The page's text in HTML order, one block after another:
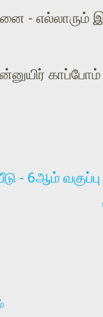
- எல்லாரும்
காப்போம்
- 6ஆம் வகுப்பு